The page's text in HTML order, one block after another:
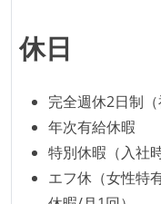
る
任で好きなもの
企画を決定する
参加している
タスクの見積も
休日
完全週休2日制（
年次有給休暇
特別休暇（入社
エフ休（女性特